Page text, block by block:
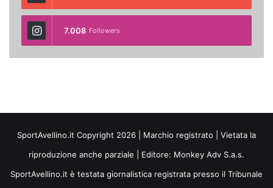
7.008 Followers
SportAvellino.it Copyright 2026 | Marchio registrato | Vietata la
riproduzione anche parziale | Editore: Monkey Adv S.a.s.
SportAvellino.it è testata giornalistica registrata presso il Tribunale